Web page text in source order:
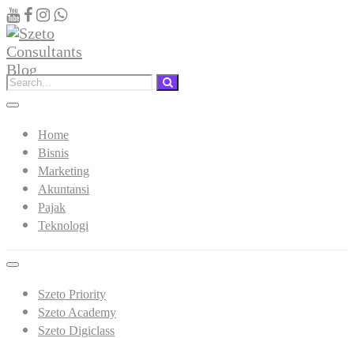
Home
Bisnis
Marketing
Akuntansi
Pajak
Teknologi
Szeto Priority
Szeto Academy
Szeto Digiclass